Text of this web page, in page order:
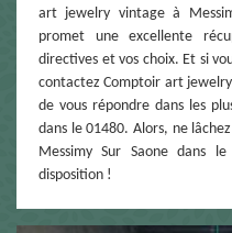
art jewelry vintage à
promet une excellente
directives et vos choix. Et si
contactez Comptoir art
de vous répondre dans les
dans le 01480. Alors, ne
Messimy Sur Saone dans
disposition !